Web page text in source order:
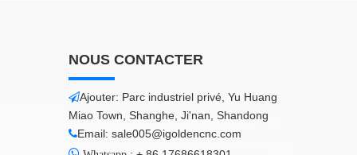
NOUS CONTACTER
Ajouter: Parc industriel privé, Yu Huang
Miao Town, Shanghe, Ji'nan, Shandong
Email: sale005@igoldencnc.com